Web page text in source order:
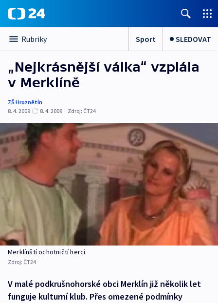
Rubriky Sport SLEDOVAT
„Nejkrásnější válka“ vzplála
v Merklíně
ZŠ Hroznětín
8. 4. 2009
8. 4. 2009 | Zdroj: ČT24
Merklínští ochotničtí herci
Zdroj: ČT24
V malé podkrušnohorské obci Merklín již několik let
funguje kulturní klub. Přes omezené podmínky